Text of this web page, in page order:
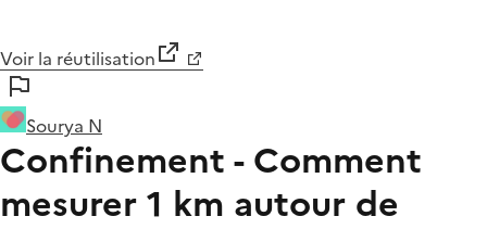
Voir la réutilisation
Sourya N
Confinement - Comment
mesurer 1 km autour de